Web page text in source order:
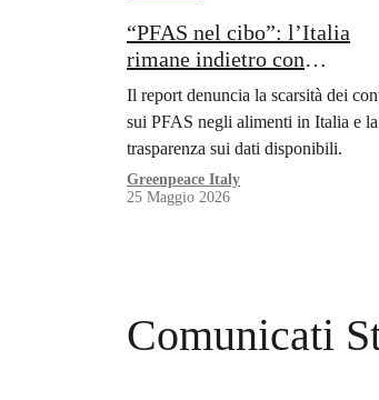
“PFAS nel cibo”: l’Italia
rimane indietro con
monitoraggi e analisi
Il report denuncia la scarsità dei
sui PFAS negli alimenti in Italia e
trasparenza sui dati disponibili.
Greenpeace Italy
25 Maggio 2026
Comunicati